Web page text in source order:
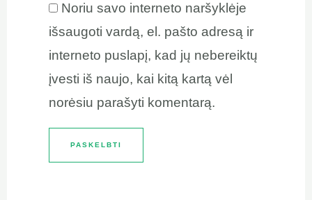
Noriu savo interneto naršyklėje
išsaugoti vardą, el. pašto adresą ir
interneto puslapį, kad jų nebereiktų
įvesti iš naujo, kai kitą kartą vėl
norėsiu parašyti komentarą.